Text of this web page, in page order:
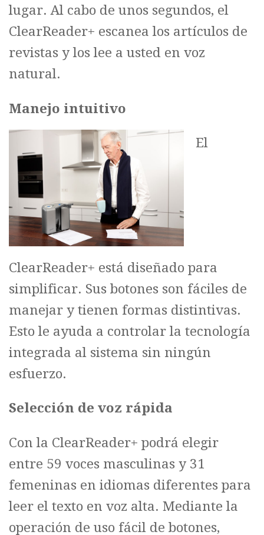
lugar. Al cabo de unos segundos, el
ClearReader+ escanea los artículos de
revistas y los lee a usted en voz
natural.
Manejo intuitivo
El
ClearReader+ está diseñado para
simplificar. Sus botones son fáciles de
manejar y tienen formas distintivas.
Esto le ayuda a controlar la tecnología
integrada al sistema sin ningún
esfuerzo.
Selección de voz rápida
Con la ClearReader+ podrá elegir
entre 59 voces masculinas y 31
femeninas en idiomas diferentes para
leer el texto en voz alta. Mediante la
operación de uso fácil de botones,